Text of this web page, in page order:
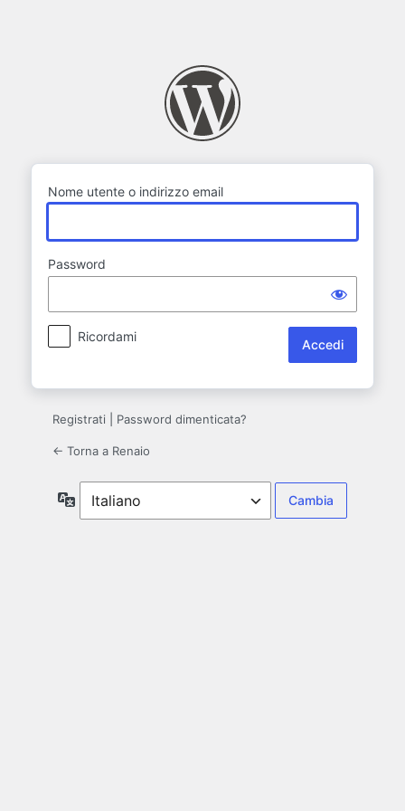
Nome utente o indirizzo email
Password
Ricordami
Registrati Password dimenticata?
← Torna a Renaio
Lingua